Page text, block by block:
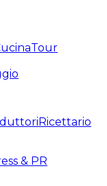
Tour
Ricettario
& PR